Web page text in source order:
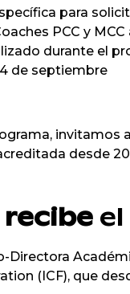
para
PCC y
durante el
de septiembre
invitamos
desde
recibe el
Directora
(ICF), que